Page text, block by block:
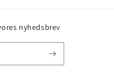
nyhedsbrev